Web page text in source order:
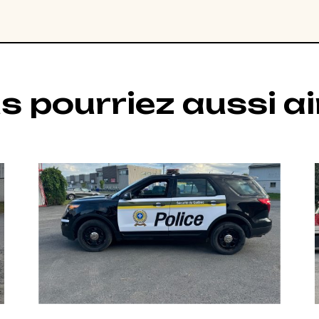
pourriez aussi